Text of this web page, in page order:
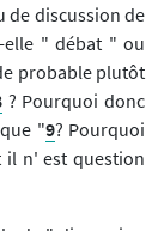
de discussion de
elle " débat " ou
probable plutôt
? Pourquoi donc
"9? Pourquoi
il n' est question